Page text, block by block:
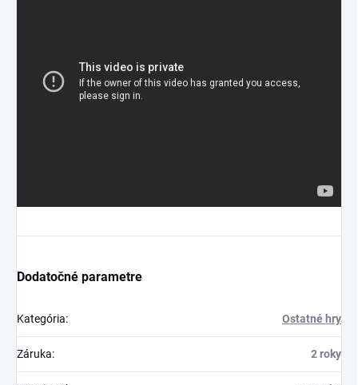
Dodatočné parametre
Kategória: Ostatné hry
Záruka: 2 roky